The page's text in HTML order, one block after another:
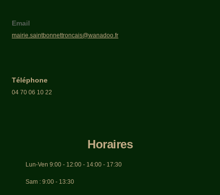
Email
mairie.saintbonnettroncais@wanadoo.fr
Téléphone
04 70 06 10 22
Horaires
Lun-Ven 9:00 - 12:00 - 14:00 - 17:30
Sam : 9:00 - 13:30